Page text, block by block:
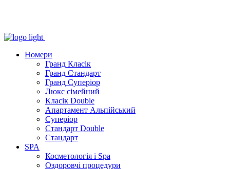
Номери
Гранд Класік
Гранд Стандарт
Гранд Суперіор
Люкс сімейний
Класік Double
Апартамент Альпійський
Суперіор
Стандарт Double
Стандарт
SPA
Косметологія і Spa
Оздоровчі процедури